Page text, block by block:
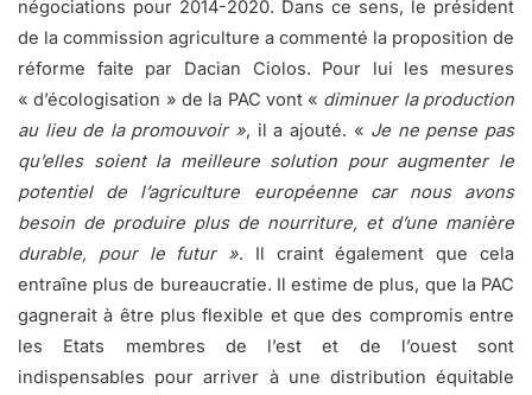
négociations pour 2014-2020. Dans ce sens, le président
de la commission agriculture a commenté la proposition de
réforme faite par Dacian Ciolos. Pour lui les mesures
« d’écologisation » de la PAC vont « diminuer la production
au lieu de la promouvoir », il a ajouté. « Je ne pense pas
qu’elles soient la meilleure solution pour augmenter le
potentiel de l’agriculture européenne car nous avons
besoin de produire plus de nourriture, et d’une manière
durable, pour le futur ». Il craint également que cela
entraîne plus de bureaucratie. Il estime de plus, que la PAC
gagnerait à être plus flexible et que des compromis entre
les Etats membres de l’est et de l’ouest sont
indispensables pour arriver à une distribution équitable